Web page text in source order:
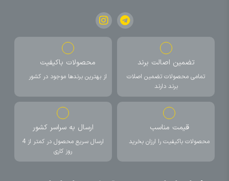
تضمین اصالت برند
تمامی محصولات تضمین اصلات
برند دارند
محصولات باکیفیت
از بهترین برندها موجود در کشور
قیمت مناسب
محصولات باکیفیت را ارزان بخرید
ارسال به سراسر کشور
ارسال سریع محصول در کمتر از 4
روز کاری